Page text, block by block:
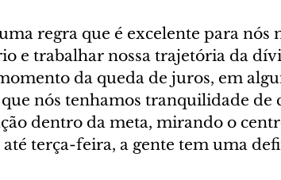
regra que é excelente para nós
e trabalhar nossa trajetória da
da queda de juros, em
nós tenhamos tranquilidade de
dentro da meta, mirando o
terça-feira, a gente tem uma